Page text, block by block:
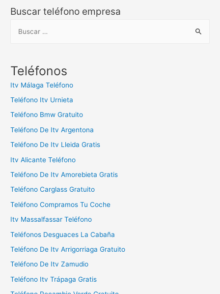
Buscar teléfono empresa
c
:
Teléfonos
Itv Málaga Teléfono
Teléfono Itv Urnieta
Teléfono Bmw Gratuito
Teléfono De Itv Argentona
Teléfono De Itv Lleida Gratis
Itv Alicante Teléfono
Teléfono De Itv Amorebieta Gratis
Teléfono Carglass Gratuito
Teléfono Compramos Tu Coche
Itv Massalfassar Teléfono
Teléfonos Desguaces La Cabaña
Teléfono De Itv Arrigorriaga Gratuito
Teléfono De Itv Zamudio
Teléfono Itv Trápaga Gratis